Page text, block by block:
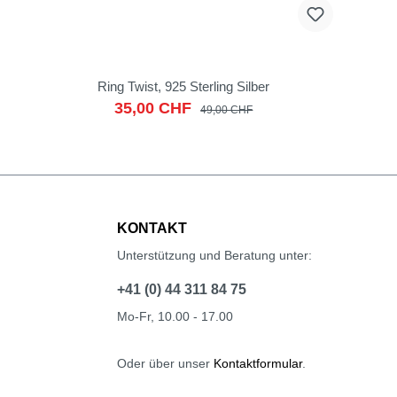
Ring Twist, 925 Sterling Silber
35,00 CHF 49,00 CHF
KONTAKT
Unterstützung und Beratung unter:
+41 (0) 44 311 84 75
Mo-Fr, 10.00 - 17.00
Oder über unser Kontaktformular.